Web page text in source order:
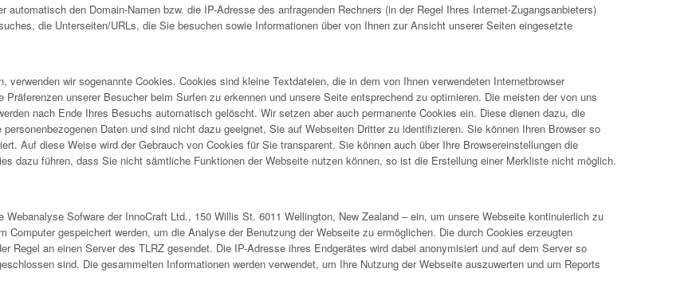
den Domain-Namen bzw. die IP-Adresse des anfragenden Rechners (in der Regel Ihres Internet-Zugangsanbieters)
die Unterseiten/URLs, die Sie besuchen sowie Informationen über von Ihnen zur Ansicht unserer Seiten eingesetzte
wir sogenannte Cookies. Cookies sind kleine Textdateien, die in dem von Ihnen verwendeten Internetbrowser
unserer Besucher beim Surfen zu erkennen und unsere Seite entsprechend zu optimieren. Die meisten der von uns
nach Ende Ihres Besuchs automatisch gelöscht. Wir setzen aber auch permanente Cookies ein. Diese dienen dazu, die
Daten und sind nicht dazu geeignet, Sie auf Webseiten Dritter zu identifizieren. Sie können Ihren Browser so
Auf diese Weise wird der Gebrauch von Cookies für Sie transparent. Sie können auch über Ihre Browsereinstellungen die
dazu führen, dass Sie nicht sämtliche Funktionen der Webseite nutzen können, so ist die Erstellung einer Merkliste nicht möglich.
Sofware der InnoCraft Ltd., 150 Willis St. 6011 Wellington, New Zealand – ein, um unsere Webseite kontinuierlich zu
gespeichert werden, um die Analyse der Benutzung der Webseite zu ermöglichen. Die durch Cookies erzeugten
Regel an einen Server des TLRZ gesendet. Die IP-Adresse ihres Endgerätes wird dabei anonymisiert und auf dem Server so
sind. Die gesammelten Informationen werden verwendet, um Ihre Nutzung der Webseite auszuwerten und um Reports